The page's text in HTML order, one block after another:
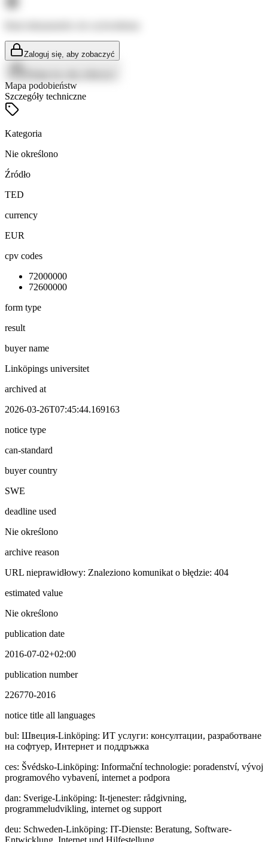
Zaloguj się, aby zobaczyć
Mapa podobieństw
Szczegóły techniczne
Kategoria
Nie określono
Źródło
TED
currency
EUR
cpv codes
72000000
72600000
form type
result
buyer name
Linköpings universitet
archived at
2026-03-26T07:45:44.169163
notice type
can-standard
buyer country
SWE
deadline used
Nie określono
archive reason
URL nieprawidłowy: Znaleziono komunikat o błędzie: 404
estimated value
Nie określono
publication date
2016-07-02+02:00
publication number
226770-2016
notice title all languages
bul: Швeция-Linköping: ИТ услуги: консултации, разработване
на софтуер, Интернет и поддръжка
ces: Švédsko-Linköping: Informační technologie: poradenství, vývoj
programového vybavení, internet a podpora
dan: Sverige-Linköping: It-tjenester: rådgivning,
programmeludvikling, internet og support
deu: Schweden-Linköping: IT-Dienste: Beratung, Software-
Entwicklung, Internet und Hilfestellung